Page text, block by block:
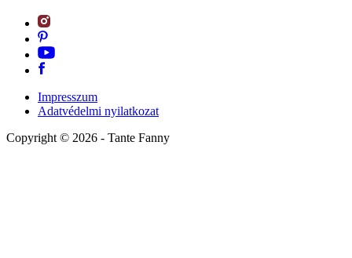
Impresszum
Adatvédelmi nyilatkozat
Copyright © 2026 - Tante Fanny